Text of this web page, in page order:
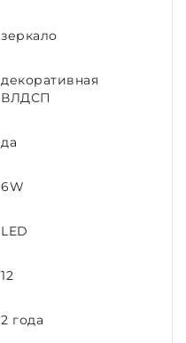
зеркало
декоративная
ВЛДСП
да
6W
LED
12
2 года